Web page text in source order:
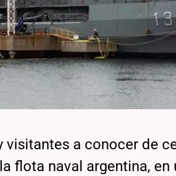
visitantes a conocer de
flota naval argentina, en